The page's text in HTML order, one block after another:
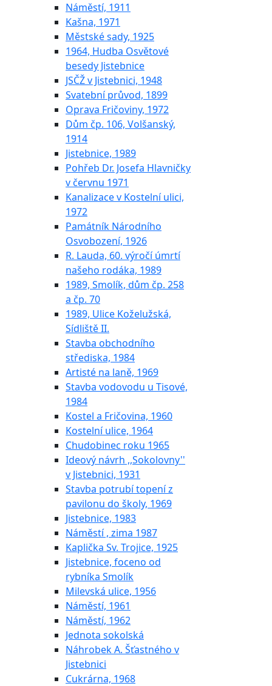
Náměstí, 1911
Kašna, 1971
Městské sady, 1925
1964, Hudba Osvětové
besedy Jistebnice
JSČŽ v Jistebnici, 1948
Svatební průvod, 1899
Oprava Fričoviny, 1972
Dům čp. 106, Volšanský,
1914
Jistebnice, 1989
Pohřeb Dr. Josefa Hlavničky
v červnu 1971
Kanalizace v Kostelní ulici,
1972
Památník Národního
Osvobození, 1926
R. Lauda, 60. výročí úmrtí
našeho rodáka, 1989
1989, Smolík, dům čp. 258
a čp. 70
1989, Ulice Koželužská,
Sídliště II.
Stavba obchodního
střediska, 1984
Artisté na laně, 1969
Stavba vodovodu u Tisové,
1984
Kostel a Fričovina, 1960
Kostelní ulice, 1964
Chudobinec roku 1965
Ideový návrh ,,Sokolovny''
v Jistebnici, 1931
Stavba potrubí topení z
pavilonu do školy, 1969
Jistebnice, 1983
Náměstí , zima 1987
Kaplička Sv. Trojice, 1925
Jistebnice, foceno od
rybníka Smolík
Milevská ulice, 1956
Náměstí, 1961
Náměstí, 1962
Jednota sokolská
Náhrobek A. Šťastného v
Jistebnici
Cukrárna, 1968